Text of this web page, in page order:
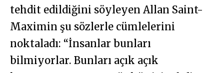
tehdit edildiğini söyleyen Allan Saint-
Maximin şu sözlerle cümlelerini
noktaladı: “İnsanlar bunları
bilmiyorlar. Bunları açık açık